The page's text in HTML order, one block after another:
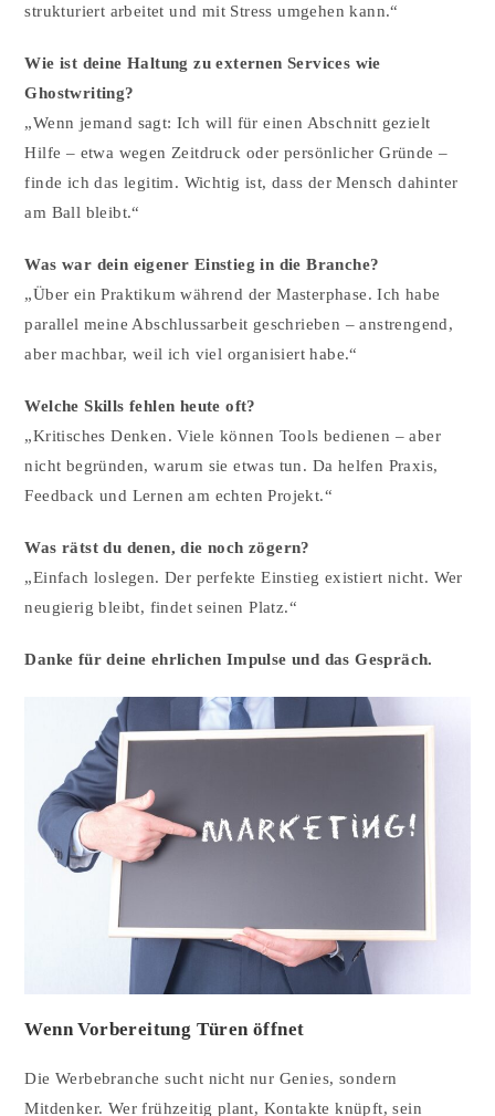
strukturiert arbeitet und mit Stress umgehen kann.“
Wie ist deine Haltung zu externen Services wie
Ghostwriting?
„Wenn jemand sagt: Ich will für einen Abschnitt gezielt
Hilfe – etwa wegen Zeitdruck oder persönlicher Gründe –
finde ich das legitim. Wichtig ist, dass der Mensch dahinter
am Ball bleibt.“
Was war dein eigener Einstieg in die Branche?
„Über ein Praktikum während der Masterphase. Ich habe
parallel meine Abschlussarbeit geschrieben – anstrengend,
aber machbar, weil ich viel organisiert habe.“
Welche Skills fehlen heute oft?
„Kritisches Denken. Viele können Tools bedienen – aber
nicht begründen, warum sie etwas tun. Da helfen Praxis,
Feedback und Lernen am echten Projekt.“
Was rätst du denen, die noch zögern?
„Einfach loslegen. Der perfekte Einstieg existiert nicht. Wer
neugierig bleibt, findet seinen Platz.“
Danke für deine ehrlichen Impulse und das Gespräch.
Wenn Vorbereitung Türen öffnet
Die Werbebranche sucht nicht nur Genies, sondern
Mitdenker. Wer frühzeitig plant, Kontakte knüpft, sein